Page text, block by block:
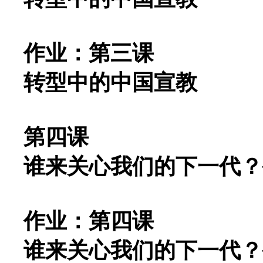
作业：第三课
转型中的中国宣教
第四课
谁来关心我们的下一代
作业：第四课
谁来关心我们的下一代